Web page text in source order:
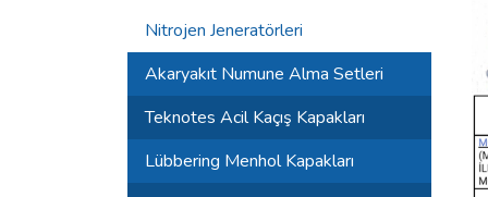
Nitrojen Jeneratörleri
Akaryakıt Numune Alma Setleri
Teknotes Acil Kaçış Kapakları
Lübbering Menhol Kapakları